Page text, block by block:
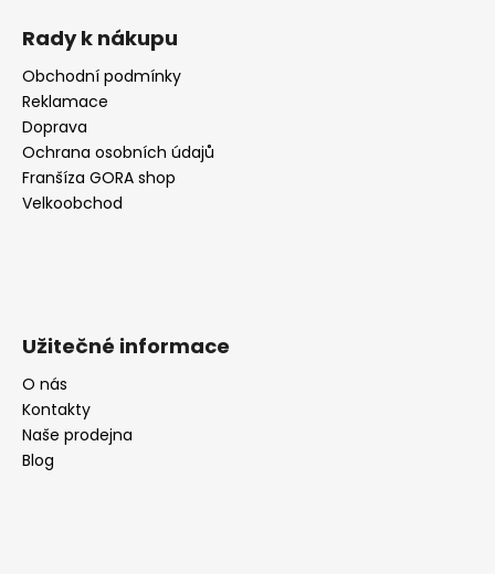
Rady k nákupu
Obchodní podmínky
Reklamace
Doprava
Ochrana osobních údajů
Franšíza GORA shop
Velkoobchod
Užitečné informace
O nás
Kontakty
Naše prodejna
Blog